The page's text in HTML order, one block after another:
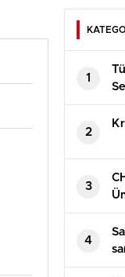
1
2
3
4